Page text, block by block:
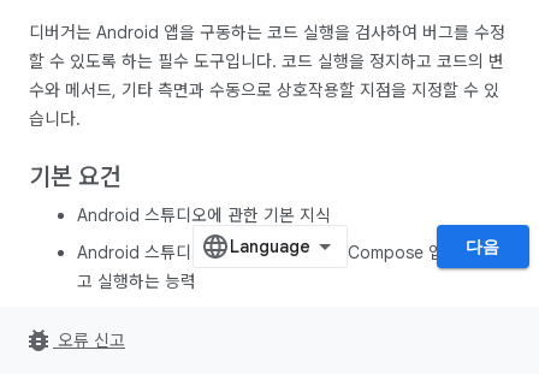
디버거는 Android 앱을 구동하는 코드 실행을 검사하여 버그를 수정
할 수 있도록 하는 필수 도구입니다. 코드 실행을 정지하고 코드의 변
수와 메서드, 기타 측면과 수동으로 상호작용할 지점을 지정할 수 있
습니다.
기본 요건
Android 스튜디오에 관한 기본 지식
Android 스튜디오에서 기본 Jetpack Compose 앱을 만들
고 실행하는 능력
다음
bug_report 오류 신고